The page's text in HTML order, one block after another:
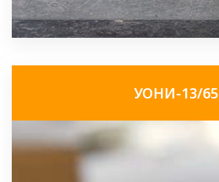
УОНИ-13/65